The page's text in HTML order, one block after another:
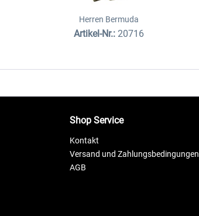
Herren Bermuda
Artikel-Nr.: 20716
Shop Service
Kontakt
Versand und Zahlungsbedingungen
AGB